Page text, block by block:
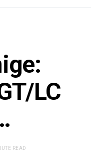
LC
READ